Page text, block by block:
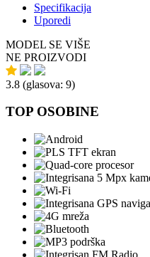
Specifikacija
Uporedi
MODEL SE VIŠE
NE PROIZVODI
3.8 (glasova: 9)
TOP OSOBINE